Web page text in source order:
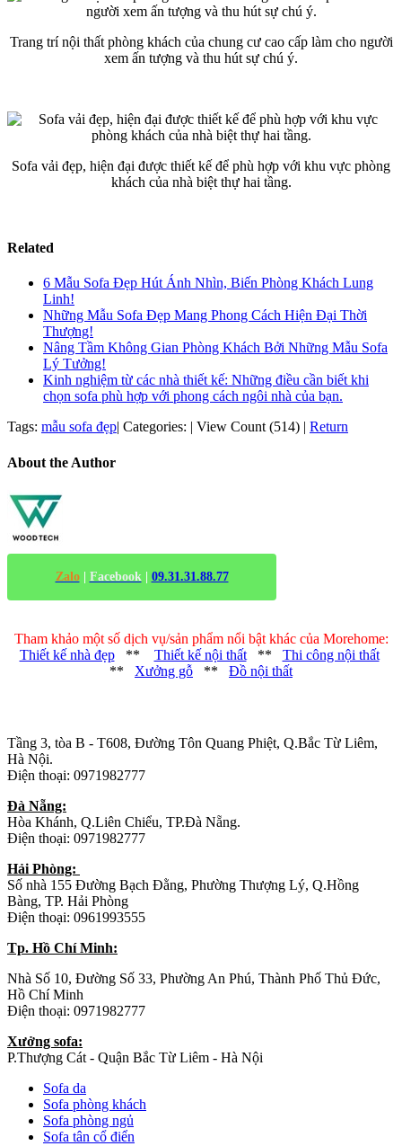
Trang trí nội thất phòng khách của chung cư cao cấp làm cho người
xem ấn tượng và thu hút sự chú ý.
Sofa vải đẹp, hiện đại được thiết kế để phù hợp với khu vực phòng
khách của nhà biệt thự hai tầng.
Related
6 Mẫu Sofa Đẹp Hút Ánh Nhìn, Biến Phòng Khách Lung
Linh!
Những Mẫu Sofa Đẹp Mang Phong Cách Hiện Đại Thời
Thượng!
Nâng Tầm Không Gian Phòng Khách Bởi Những Mẫu Sofa
Lý Tưởng!
Kinh nghiệm từ các nhà thiết kế: Những điều cần biết khi
chọn sofa phù hợp với phong cách ngôi nhà của bạn.
Tags: mẫu sofa đẹp| Categories: | View Count (514) | Return
About the Author
Zalo| Facebook 09.31.31.88.77
Tham khảo một số dịch vụ/sản phẩm nổi bật khác của Morehome:
Thiết kế nhà đẹp** Thiết kế nội thất** Thi công nội thất
** Xưởng gỗ ** Đồ nội thất
Tầng 3, tòa B - T608, Đường Tôn Quang Phiệt, Q.Bắc Từ Liêm,
Hà Nội.
Điện thoại: 0971982777
Đà Nẵng:
Hòa Khánh, Q.Liên Chiểu, TP.Đà Nẵng.
Điện thoại: 0971982777
Hải Phòng:
Số nhà 155 Đường Bạch Đằng, Phường Thượng Lý, Q.Hồng
Bàng, TP. Hải Phòng
Điện thoại: 0961993555
Tp. Hồ Chí Minh:
Nhà Số 10, Đường Số 33, Phường An Phú, Thành Phố Thủ Đức,
Hồ Chí Minh
Điện thoại: 0971982777
Xưởng sofa:
P.Thượng Cát - Quận Bắc Từ Liêm - Hà Nội
Sofa da
Sofa phòng khách
Sofa phòng ngủ
Sofa tân cổ điển